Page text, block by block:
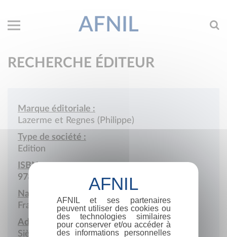
AFNIL
RECHERCHE ÉDITEUR
Marque éditoriale :
Lazerme et Regnes (Philippe)
Type de société :
Edition
ISBN :
978-2-902065
Nationalité :
France
Adresse :
Siège social
AFNIL et ses partenaires
peuvent utiliser des cookies ou
des technologies similaires
pour conserver et/ou accéder à
des informations personnelles